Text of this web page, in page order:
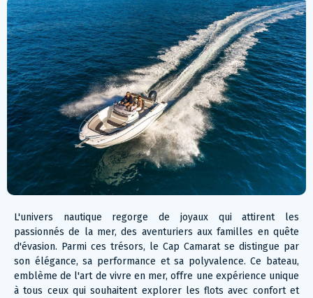
L'univers nautique regorge de joyaux qui attirent les
passionnés de la mer, des aventuriers aux familles en quête
d'évasion. Parmi ces trésors, le Cap Camarat se distingue par
son élégance, sa performance et sa polyvalence. Ce bateau,
emblème de l'art de vivre en mer, offre une expérience unique
à tous ceux qui souhaitent explorer les flots avec confort et